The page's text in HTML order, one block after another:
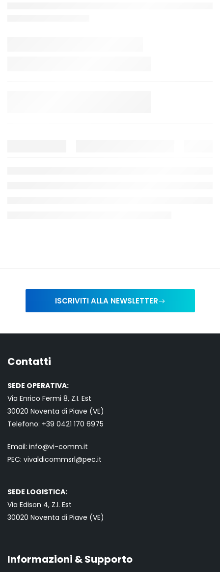
ISCRIVITI ALLA NEWSLETTER
Contatti
SEDE OPERATIVA:
Via Enrico Fermi 8, Z.I. Est
30020 Noventa di Piave (VE)
Telefono: +39 0421 170 6975
Email: info@vi-comm.it
PEC: vivaldicommsrl@pec.it
SEDE LOGISTICA:
Via Edison 4, Z.I. Est
30020 Noventa di Piave (VE)
Informazioni & Supporto